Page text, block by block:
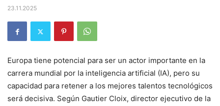
23.11.2025
Europa tiene potencial para ser un actor importante en la
carrera mundial por la inteligencia artificial (IA), pero su
capacidad para retener a los mejores talentos tecnológicos
será decisiva. Según Gautier Cloix, director ejecutivo de la